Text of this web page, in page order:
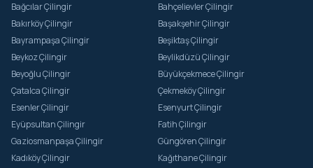
Bağcılar Çilingir
Bahçelievler Çilingir
Bakırköy Çilingir
Başakşehir Çilingir
Bayrampaşa Çilingir
Beşiktaş Çilingir
Beykoz Çilingir
Beylikdüzü Çilingir
Beyoğlu Çilingir
Büyükçekmece Çilingir
Çatalca Çilingir
Çekmeköy Çilingir
Esenler Çilingir
Esenyurt Çilingir
Eyüpsultan Çilingir
Fatih Çilingir
Gaziosmanpaşa Çilingir
Güngören Çilingir
Kadıköy Çilingir
Kağıthane Çilingir